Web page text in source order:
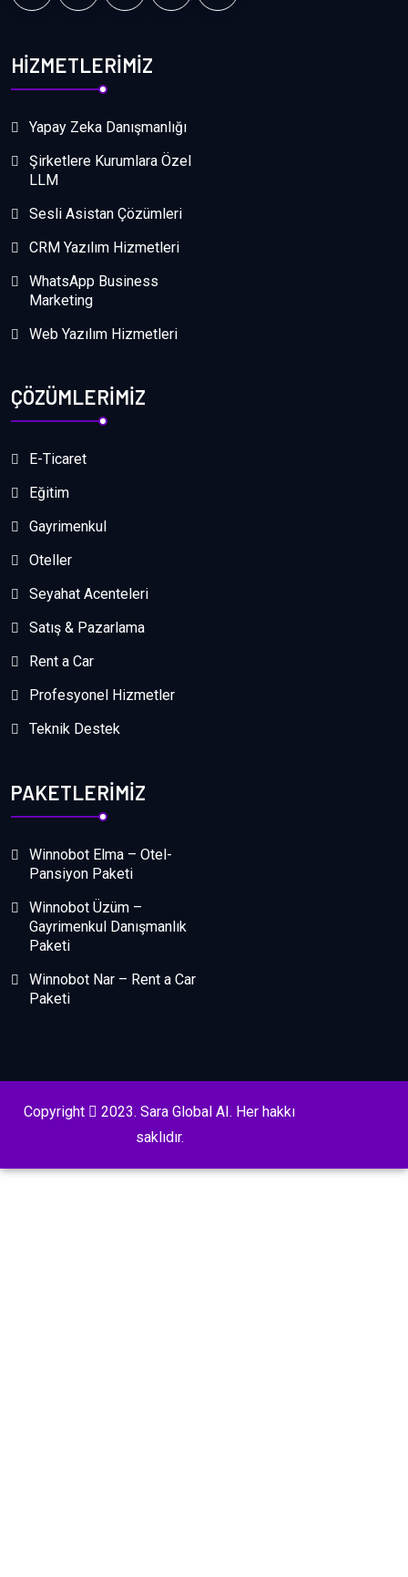
HİZMETLERİMİZ
Yapay Zeka Danışmanlığı
Şirketlere Kurumlara Özel
LLM
Sesli Asistan Çözümleri
CRM Yazılım Hizmetleri
WhatsApp Business
Marketing
Web Yazılım Hizmetleri
ÇÖZÜMLERİMİZ
E-Ticaret
Eğitim
Gayrimenkul
Oteller
Seyahat Acenteleri
Satış & Pazarlama
Rent a Car
Profesyonel Hizmetler
Teknik Destek
PAKETLERIMIZ
Winnobot Elma – Otel-
Pansiyon Paketi
Winnobot Üzüm –
Gayrimenkul Danışmanlık
Paketi
Winnobot Nar – Rent a Car
Paketi
Copyright
2023. Sara Global AI. Her hakkı
saklıdır.